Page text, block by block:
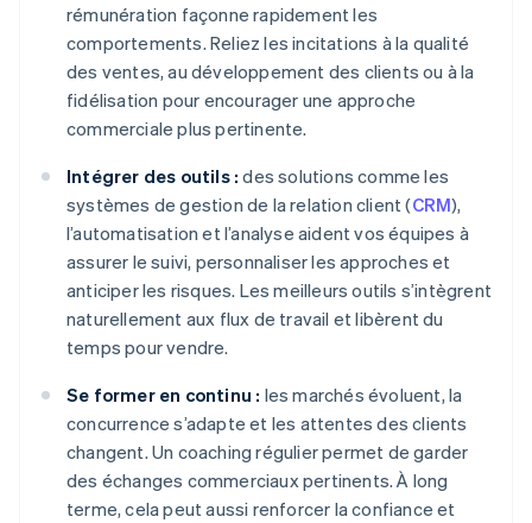
rémunération façonne rapidement les
comportements. Reliez les incitations à la qualité
des ventes, au développement des clients ou à la
fidélisation pour encourager une approche
commerciale plus pertinente.
Intégrer des outils : des solutions comme les
systèmes de gestion de la relation client (CRM),
l’automatisation et l’analyse aident vos équipes à
assurer le suivi, personnaliser les approches et
anticiper les risques. Les meilleurs outils s’intègrent
naturellement aux flux de travail et libèrent du
temps pour vendre.
Se former en continu : les marchés évoluent, la
concurrence s’adapte et les attentes des clients
changent. Un coaching régulier permet de garder
des échanges commerciaux pertinents. À long
terme, cela peut aussi renforcer la confiance et